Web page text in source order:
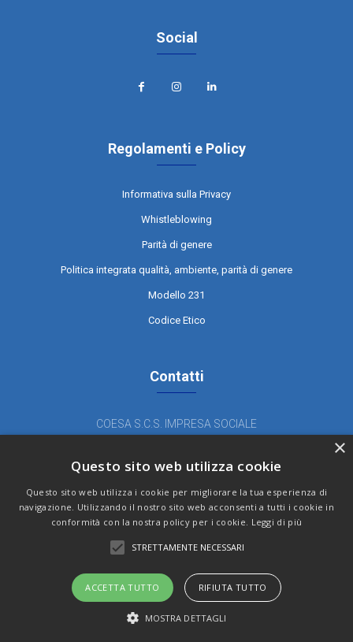
Social
Regolamenti e Policy
Informativa sulla Privacy
Whistleblowing
Parità di genere
Politica integrata qualità, ambiente, parità di genere
Modello 231
Codice Etico
Contatti
COESA S.C.S. IMPRESA SOCIALE
Tel. 0121 377 584 - Fax 0121 371 342
coesa@coesa.coop
Teleassistenza
© 2023 Cooperativa COESA | All rights reserved
×
Questo sito web utilizza cookie
Questo sito web utilizza i cookie per migliorare la tua esperienza di
navigazione. Utilizzando il nostro sito web acconsenti a tutti i cookie in
conformità con la nostra policy per i cookie. Leggi di più
STRETTAMENTE NECESSARI
ACCETTA TUTTO RIFIUTA TUTTO
MOSTRA DETTAGLI